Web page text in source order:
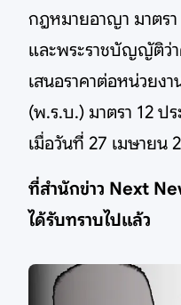
กฎหมายอาญา มาตร
และพระราชบัญญัติว่
เสนอราคาต่อหน่วยง
(พ.ร.บ.) มาตรา 12 ป
เมื่อวันที่ 27 เมษายน
ที่สำนักข่าว Next
ได้รับทราบไปแล้ว